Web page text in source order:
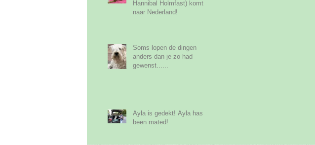
Hannibal Holmfast) komt
naar Nederland!
Soms lopen de dingen
anders dan je zo had
gewenst......
Ayla is gedekt! Ayla has
been mated!